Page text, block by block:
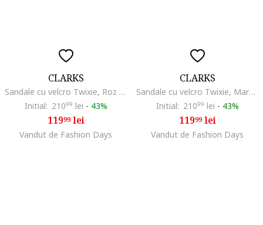
CLARKS
Sandale cu velcro Twixie, Roz deschis/Galben pal/Albastru glaciar
Initial: 21099 lei - 43%
11999lei
Vandut de Fashion Days
CLARKS
Sandale cu velcro Twixie, Maro nisip
Initial: 21099 lei - 43%
11999lei
Vandut de Fashion Days